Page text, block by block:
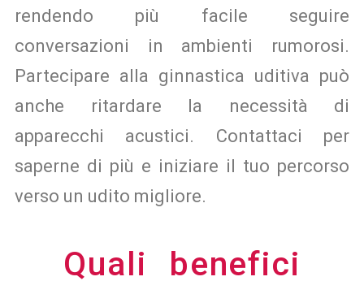
rendendo più facile seguire
conversazioni in ambienti rumorosi.
Partecipare alla ginnastica uditiva può
anche ritardare la necessità di
apparecchi acustici. Contattaci per
saperne di più e iniziare il tuo percorso
verso un udito migliore.
Quali benefici